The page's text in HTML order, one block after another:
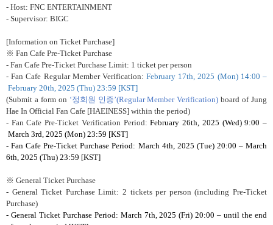
- Host: FNC ENTERTAINMENT
- Supervisor: BIGC
[Information on Ticket Purchase]
※ Fan Cafe Pre-Ticket Purchase
- Fan Cafe Pre-Ticket Purchase Limit: 1 ticket per person
- Fan Cafe Regular Member Verification:February 17th, 2025 (Mon) 14:00–
February 20th, 2025 (Thu) 23:59 [KST]
(Submit a form on ‘정회원 인증’(Regular Member Verification)board of Jung
Hae In Official Fan Cafe [HAEINESS] within the period)
- Fan Cafe Pre-Ticket Verification Period:February 26th, 2025 (Wed) 9:00–
March 3rd, 2025 (Mon) 23:59 [KST]
- Fan Cafe Pre-Ticket Purchase Period: March 4th, 2025 (Tue) 20:00 –March
6th, 2025 (Thu) 23:59 [KST]
※ General Ticket Purchase
- General Ticket Purchase Limit: 2 tickets per person (including Pre-Ticket
Purchase)
- General Ticket Purchase Period: March 7th, 2025 (Fri) 20:00– until the end